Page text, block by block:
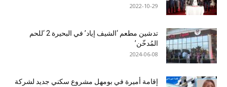
2022-10-29
تدشين مطعم ‘الشيف إياد’ في البحيرة 2 ‘للحم
المُدخّن’
2024-06-08
إقامة أميرة في بومهل مشروع سكني جديد لشركة